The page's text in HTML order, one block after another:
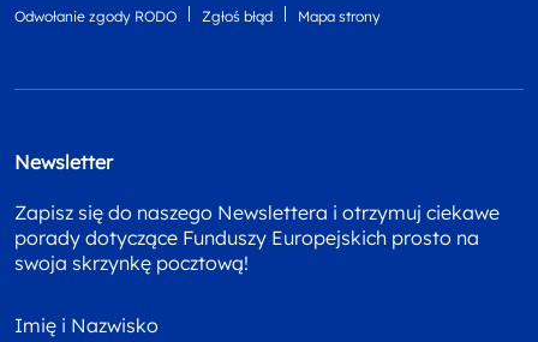
Odwołanie zgody RODO Zgłoś błąd Mapa strony
Newsletter
Zapisz się do naszego Newslettera i otrzymuj ciekawe
porady dotyczące Funduszy Europejskich prosto na
swoja skrzynkę pocztową!
Imię i Nazwisko